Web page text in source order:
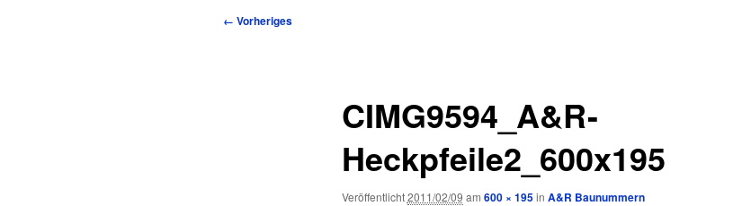
Inhalt
Bilder-
← Vorheriges
CIMG9594_A&R-
Heckpfeile2_600x195
Veröffentlicht2011/02/09 am 600 × 195in A&R Baunummern